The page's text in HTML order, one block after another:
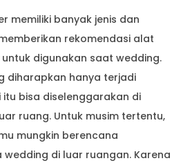
memiliki banyak jenis dan
rekomendasi alat
digunakan saat wedding.
diharapkan hanya terjadi
itu bisa diselenggarakan di
ruang. Untuk musim tertentu,
mungkin berencana
di luar ruangan. Karena